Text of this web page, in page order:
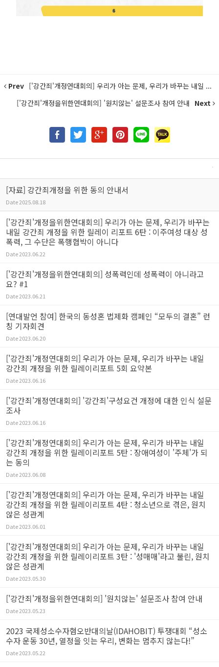
Prev ['강간죄'개정연대회의] 우리가 아는 문제, 우리가 바꾸는 내일 ...
['강간죄'개정을위한연대회의] '원치않는' 설문조사 참여 안내 Next
[자료] 강간죄개정을 위한 동의 안내서
Date2025.08.18
['강간죄'개정을위한연대회의] 우리가 아는 문제, 우리가 바꾸는
내일 강간죄 개정을 위한 릴레이 리포트 6탄 : 이주여성 대상 성
폭력, 그 수단은 폭행협박이 아니다
Date2023.06.22
['강간죄'개정을위한연대회의] 성폭력인데 성폭력이 아니라고
요? #1
Date2023.06.21
[연대발언 참여] 한국의 동성혼 법제화 캠페인 “모두의 결혼” 런
칭 기자회견
Date2023.06.20
['강간죄'개정연대회의] 우리가 아는 문제, 우리가 바꾸는 내일
강간죄 개정을 위한 릴레이리포트 5회 요약본
Date2023.06.16
['강간죄'개정연대회의] '강간죄'구성요건 개정에 대한 인식 설문
조사
Date2023.06.16
['강간죄'개정연대회의] 우리가 아는 문제, 우리가 바꾸는 내일
강간죄 개정을 위한 릴레이리포트 5탄 : 장애여성이 '주체'가 되
는 동의
Date2023.06.08
['강간죄'개정연대회의] 우리가 아는 문제, 우리가 바꾸는 내일
강간죄 개정을 위한 릴레이리포트 4탄 : 청소년으로 겪은, 원치
않은 성관계
Date2023.06.01
['강간죄'개정연대회의] 우리가 아는 문제, 우리가 바꾸는 내일
강간죄 개정을 위한 릴레이리포트 3탄 : '성매매'라고 불린, 원치
않은 성관계
Date2023.05.30
['강간죄'개정을위한연대회의] '원치않는' 설문조사 참여 안내
Date2023.05.23
2023 국제성소수자혐오반대의날(IDAHOBIT) 투쟁대회 “성소
수자 운동 30년, 열정을 잇는 우리, 변화는 멈추지 않는다!”
Date2023.05.22